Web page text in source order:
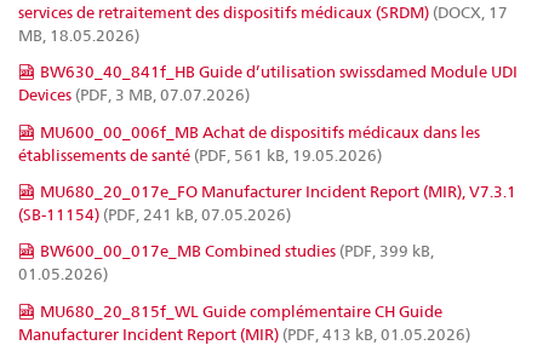
services de retraitement des dispositifs médicaux (SRDM) (DOCX, 17
MB, 18.05.2026)
BW630_40_841f_HB Guide d’utilisation swissdamed Module UDI
Devices (PDF, 3 MB, 07.07.2026)
MU600_00_006f_MB Achat de dispositifs médicaux dans les
établissements de santé (PDF, 561 kB, 19.05.2026)
MU680_20_017e_FO Manufacturer Incident Report (MIR), V7.3.1
(SB-11154) (PDF, 241 kB, 07.05.2026)
BW600_00_017e_MB Combined studies (PDF, 399 kB,
01.05.2026)
MU680_20_815f_WL Guide complémentaire CH Guide
Manufacturer Incident Report (MIR) (PDF, 413 kB, 01.05.2026)